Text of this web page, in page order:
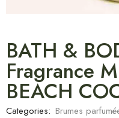
BATH &
Fragrance
BEACH
Categories: Brumes